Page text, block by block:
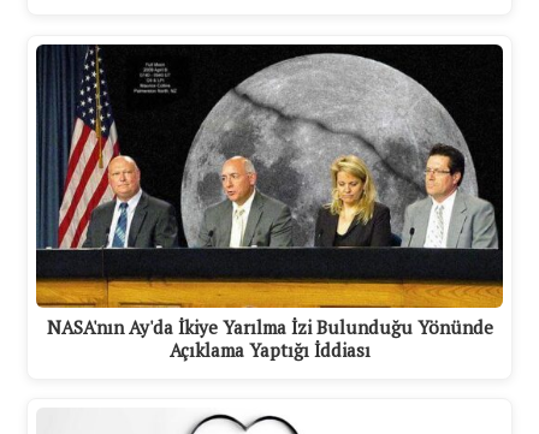
NASA'nın Ay'da İkiye Yarılma İzi Bulunduğu Yönünde
Açıklama Yaptığı İddiası